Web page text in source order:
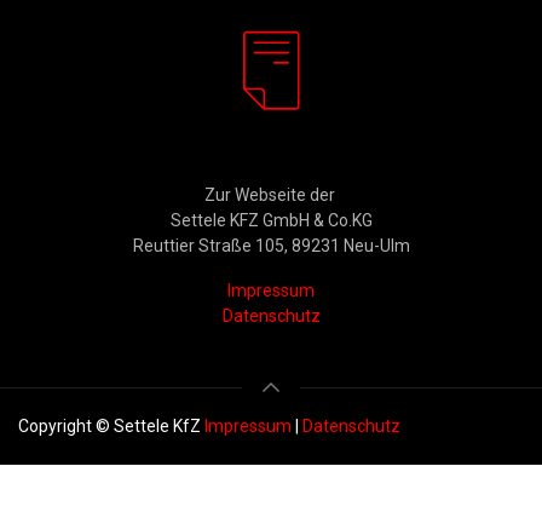
Zur Webseite der
Settele KFZ GmbH & Co.KG
Reuttier Straße 105, 89231 Neu-Ulm
Impressum
Datenschutz
Copyright © Settele KfZ Impressum Datenschutz